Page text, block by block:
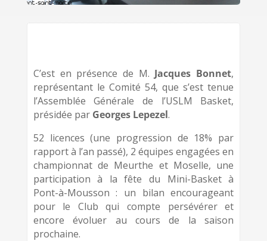
C’est en présence de M. Jacques Bonnet,
représentant le Comité 54, que s’est tenue
l’Assemblée Générale de l’USLM Basket,
présidée par Georges Lepezel.
52 licences (une progression de 18% par
rapport à l’an passé), 2 équipes engagées en
championnat de Meurthe et Moselle, une
participation à la fête du Mini-Basket à
Pont-à-Mousson : un bilan encourageant
pour le Club qui compte persévérer et
encore évoluer au cours de la saison
prochaine.